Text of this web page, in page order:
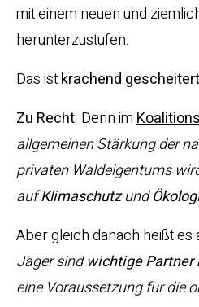
mit einem neuen und
herunterzustufen.
Das istkrachend gescheitert
Zu Recht. Denn im
allgemeinen Stärkung der
privaten Waldeigentums
aufKlimaschutzund
Aber gleich danach heißt es
Jäger sindwichtige
eine Voraussetzung für die